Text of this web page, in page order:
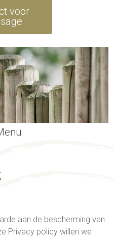
voor
aan de bescherming van
Privacy policy willen we